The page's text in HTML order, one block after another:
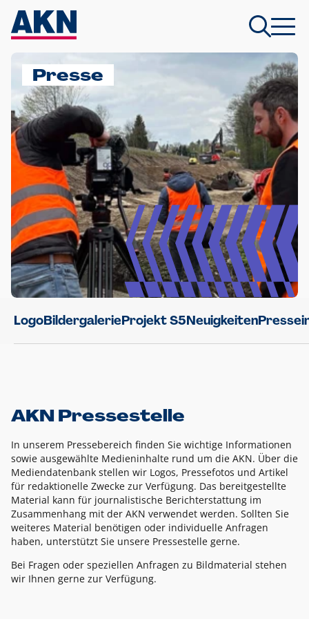
Presse
LogoBildergalerieProjekt S5Neuigkeiten
AKN Pressestelle
In unserem Pressebereich finden Sie wichtige Informationen
sowie ausgewählte Medieninhalte rund um die AKN. Über die
Mediendatenbank stellen wir Logos, Pressefotos und Artikel
für redaktionelle Zwecke zur Verfügung. Das bereitgestellte
Material kann für journalistische Berichterstattung im
Zusammenhang mit der AKN verwendet werden. Sollten Sie
weiteres Material benötigen oder individuelle Anfragen
haben, unterstützt Sie unsere Pressestelle gerne.
Bei Fragen oder speziellen Anfragen zu Bildmaterial stehen
wir Ihnen gerne zur Verfügung.